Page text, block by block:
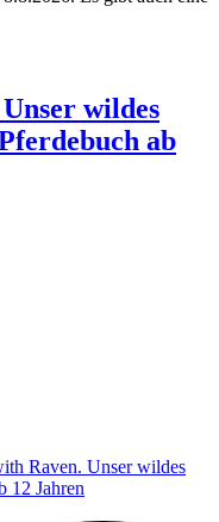
wildes
ab
Raven. Unser wildes
12 Jahren